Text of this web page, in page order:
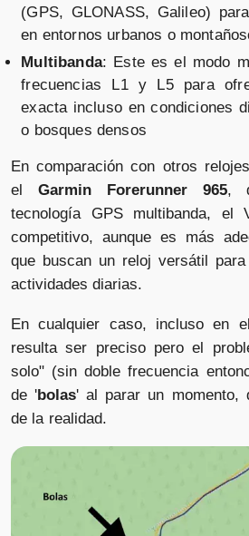
(GPS, GLONASS, Galileo)
en entornos urbanos o
Multibanda: Este es el modo
frecuencias L1 y L5 para
exacta incluso en condiciones
o bosques densos
En comparación con otros
el Garmin Forerunner 965,
tecnología GPS multibanda, el
competitivo, aunque es más
que buscan un reloj versátil
actividades diarias.
En cualquier caso, incluso en
resulta ser preciso pero el
solo" (sin doble frecuencia
de 'bolas' al parar un momento,
de la realidad.